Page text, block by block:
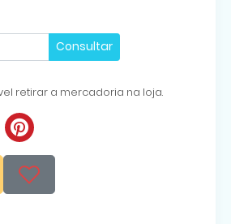
Consultar
retirar a mercadoria na loja.